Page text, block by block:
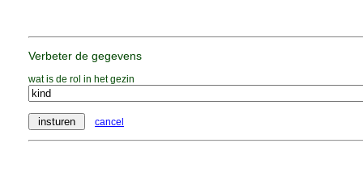
Verbeter de gegevens
wat is de rol in het gezin
cancel